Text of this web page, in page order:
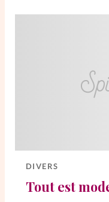
DIVERS
Tout est